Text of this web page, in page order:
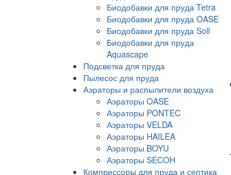
Биодобавки для пруда Tetra
Биодобавки для пруда OASE
Биодобавки для пруда Soll
Биодобавки для пруда
Aquascape
Подсветка для пруда
Пылесос для пруда
Аэраторы и распылители воздуха
Аэраторы OASE
Аэраторы PONTEC
Аэраторы VELDA
Аэраторы HAILEA
Аэраторы BOYU
Аэраторы SECOH
Компрессоры для пруда и септика